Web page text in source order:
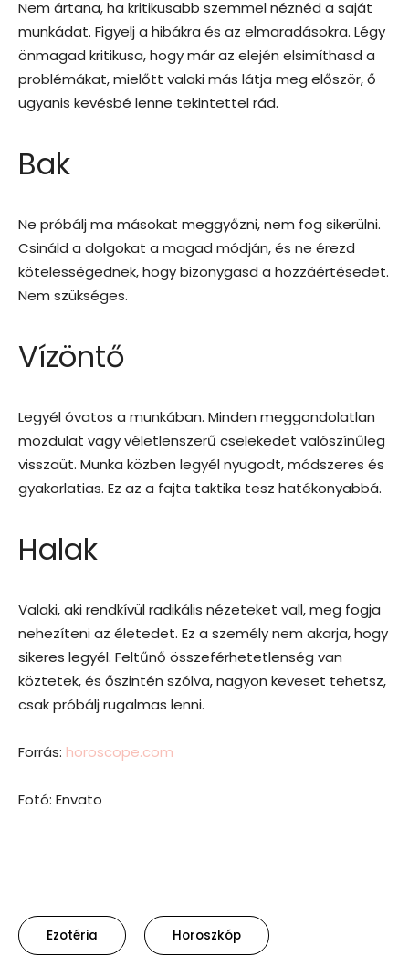
Nem ártana, ha kritikusabb szemmel néznéd a saját
munkádat. Figyelj a hibákra és az elmaradásokra. Légy
önmagad kritikusa, hogy már az elején elsimíthasd a
problémákat, mielőtt valaki más látja meg először, ő
ugyanis kevésbé lenne tekintettel rád.
Bak
Ne próbálj ma másokat meggyőzni, nem fog sikerülni.
Csináld a dolgokat a magad módján, és ne érezd
kötelességednek, hogy bizonygasd a hozzáértésedet.
Nem szükséges.
Vízöntő
Legyél óvatos a munkában. Minden meggondolatlan
mozdulat vagy véletlenszerű cselekedet valószínűleg
visszaüt. Munka közben legyél nyugodt, módszeres és
gyakorlatias. Ez az a fajta taktika tesz hatékonyabbá.
Halak
Valaki, aki rendkívül radikális nézeteket vall, meg fogja
nehezíteni az életedet. Ez a személy nem akarja, hogy
sikeres legyél. Feltűnő összeférhetetlenség van
köztetek, és őszintén szólva, nagyon keveset tehetsz,
csak próbálj rugalmas lenni.
Forrás: horoscope.com
Fotó: Envato
Ezotéria Horoszkóp